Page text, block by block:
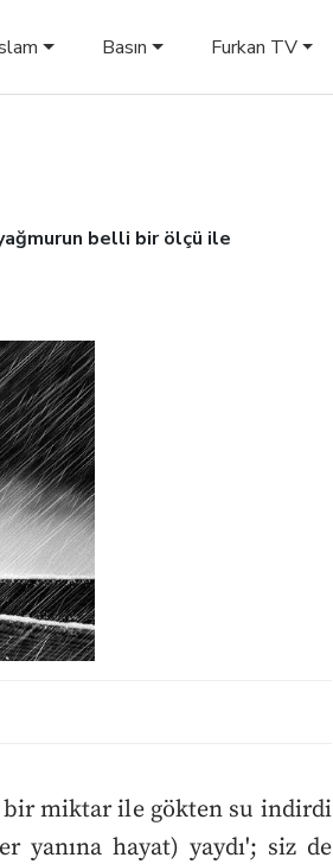
Basın Furkan TV
belli bir ölçü ile
bir miktar ile gökten su indirdi
yanına hayat) yaydı'; siz de